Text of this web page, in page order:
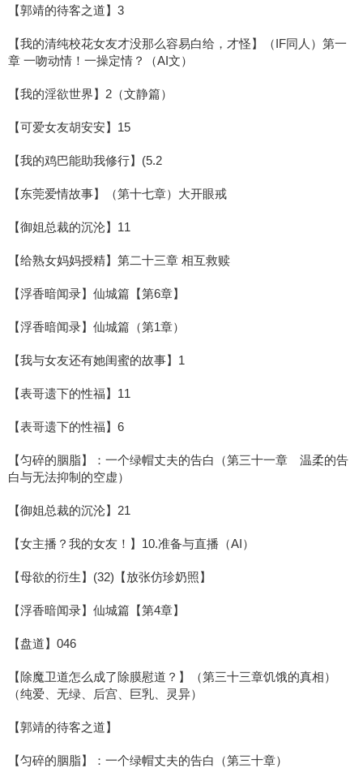
【郭靖的待客之道】3
【我的清纯校花女友才没那么容易白给，才怪】（IF同人）第一
章 一吻动情！一操定情？（AI文）
【我的淫欲世界】2（文静篇）
【可爱女友胡安安】15
【我的鸡巴能助我修行】(5.2
【东莞爱情故事】（第十七章）大开眼戒
【御姐总裁的沉沦】11
【给熟女妈妈授精】第二十三章 相互救赎
【浮香暗闻录】仙城篇【第6章】
【浮香暗闻录】仙城篇（第1章）
【我与女友还有她闺蜜的故事】1
【表哥遗下的性福】11
【表哥遗下的性福】6
【匀碎的胭脂】：一个绿帽丈夫的告白（第三十一章 温柔的告
白与无法抑制的空虚）
【御姐总裁的沉沦】21
【女主播？我的女友！】10.准备与直播（AI）
【母欲的衍生】(32)【放张仿珍奶照】
【浮香暗闻录】仙城篇【第4章】
【盘道】046
【除魔卫道怎么成了除膜慰道？】（第三十三章饥饿的真相）
（纯爱、无绿、后宫、巨乳、灵异）
【郭靖的待客之道】
【匀碎的胭脂】：一个绿帽丈夫的告白（第三十章）